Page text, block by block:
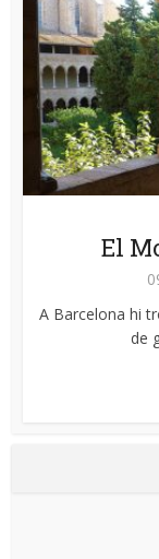
El
A Barcelona hi
de